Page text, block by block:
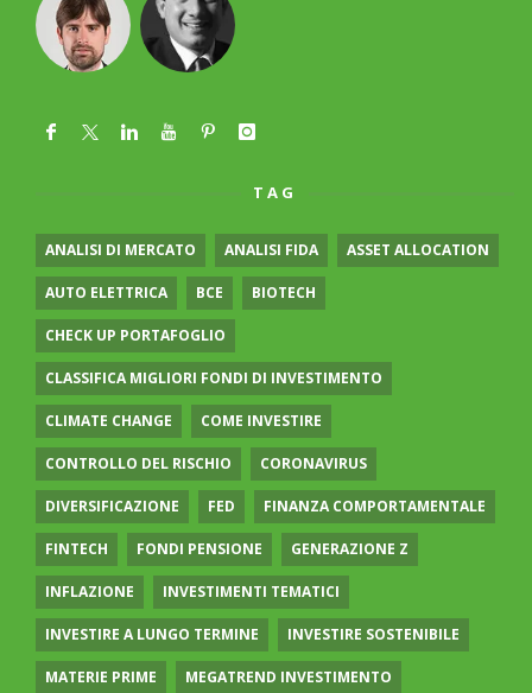
TAG
ANALISI DI MERCATO ANALISI FIDA ASSET ALLOCATION
AUTO ELETTRICA BCE BIOTECH
CHECK UP PORTAFOGLIO
CLASSIFICA MIGLIORI FONDI DI INVESTIMENTO
CLIMATE CHANGE COME INVESTIRE
CONTROLLO DEL RISCHIO CORONAVIRUS
DIVERSIFICAZIONE FED FINANZA COMPORTAMENTALE
FINTECH FONDI PENSIONE GENERAZIONE Z
INFLAZIONE INVESTIMENTI TEMATICI
INVESTIRE A LUNGO TERMINE INVESTIRE SOSTENIBILE
MATERIE PRIME MEGATREND INVESTIMENTO